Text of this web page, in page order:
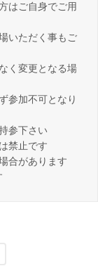
はご自身でご用
いただく事もご
く変更となる場
参加不可となり
参下さい
禁止です
合があります